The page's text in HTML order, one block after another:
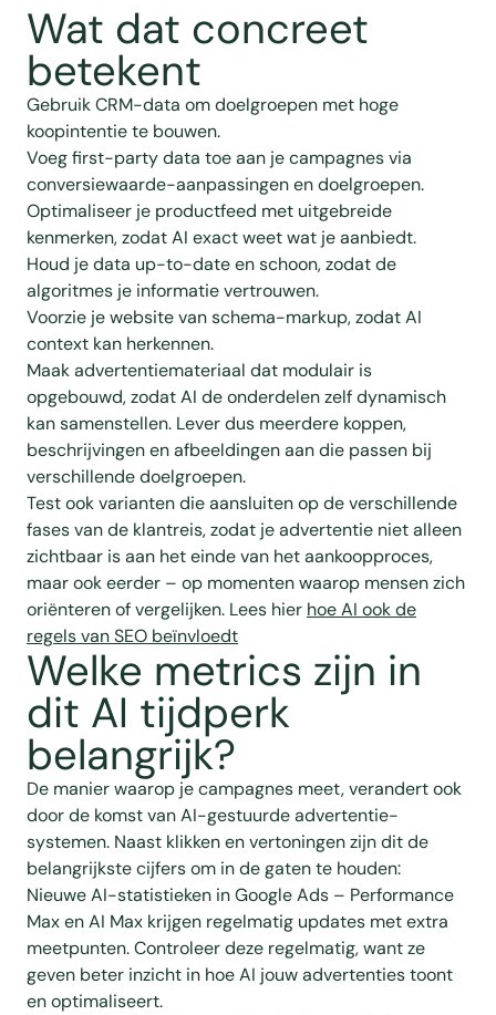
Wat dat concreet
betekent
Gebruik CRM-data om doelgroepen met hoge
koopintentie te bouwen.
Voeg first-party data toe aan je campagnes via
conversiewaarde-aanpassingen en doelgroepen.
Optimaliseer je productfeed met uitgebreide
kenmerken, zodat AI exact weet wat je aanbiedt.
Houd je data up-to-date en schoon, zodat de
algoritmes je informatie vertrouwen.
Voorzie je website van schema-markup, zodat AI
context kan herkennen.
Maak advertentiemateriaal dat modulair is
opgebouwd, zodat AI de onderdelen zelf dynamisch
kan samenstellen. Lever dus meerdere koppen,
beschrijvingen en afbeeldingen aan die passen bij
verschillende doelgroepen.
Test ook varianten die aansluiten op de verschillende
fases van de klantreis, zodat je advertentie niet alleen
zichtbaar is aan het einde van het aankoopproces,
maar ook eerder – op momenten waarop mensen zich
oriënteren of vergelijken. Lees hier hoe AI ook de
regels van SEO beïnvloedt
Welke metrics zijn in
dit AI tijdperk
belangrijk?
De manier waarop je campagnes meet, verandert ook
door de komst van AI-gestuurde advertentie­
systemen. Naast klikken en vertoningen zijn dit de
belangrijkste cijfers om in de gaten te houden:
Nieuwe AI-statistieken in Google Ads – Performance
Max en AI Max krijgen regelmatig updates met extra
meetpunten. Controleer deze regelmatig, want ze
geven beter inzicht in hoe AI jouw advertenties toont
en optimaliseert.